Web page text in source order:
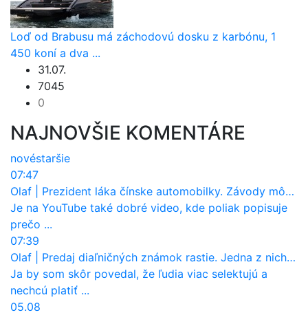
Loď od Brabusu má záchodovú dosku z karbónu, 1
450 koní a dva ...
31.07.
7045
0
NAJNOVŠIE KOMENTÁRE
novéstaršie
07:47
Olaf
Prezident láka čínske automobilky. Závody môžu prevziať po európskej značke
Je na YouTube také dobré video, kde poliak popisuje
prečo ...
07:39
Olaf
Predaj diaľničných známok rastie. Jedna z nich zaznamenala nečakane výrazný nárast
Ja by som skôr povedal, že ľudia viac selektujú a
nechcú platiť ...
05.08